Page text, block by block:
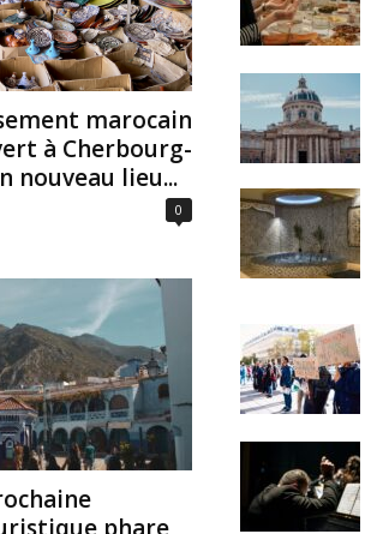
marocain
à Cherbourg-
nouveau lieu...
0